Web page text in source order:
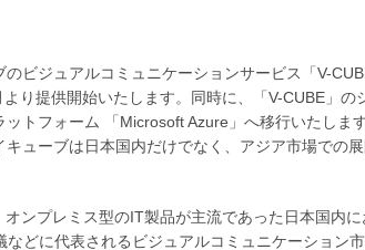
ビジュアルコミュニケーションサービス「V-
り提供開始いたします。同時に、「V-CUBE」
ットフォーム 「Microsoft Azure」へ移行いたし
ューブは日本国内だけでなく、アジア市場での展
ンプレミス型のIT製品が主流であった日本国内
などに代表されるビジュアルコミュニケーション